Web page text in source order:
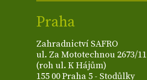
Praha
Zahradnictví SAFRO
ul. Za Mototechnou 2673/11
(roh ul. K Hájům)
155 00 Praha 5 - Stodůlky